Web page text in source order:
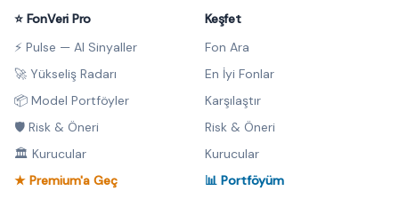
⭐ FonVeri Pro
⚡ Pulse — AI Sinyaller
🚀 Yükseliş Radarı
📦 Model Portföyler
🛡️ Risk & Öneri
🏛️ Kurucular
★ Premium'a Geç
Keşfet
Fon Ara
En İyi Fonlar
Karşılaştır
Risk & Öneri
Kurucular
📊 Portföyüm